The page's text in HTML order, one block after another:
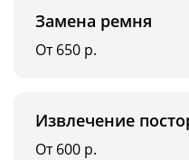
Замена ремня
От 650 р.
Извлечение
От 600 р.